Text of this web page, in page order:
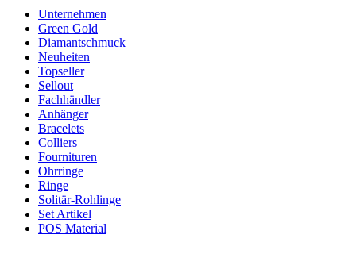
Unternehmen
Green Gold
Diamantschmuck
Neuheiten
Topseller
Sellout
Fachhändler
Anhänger
Bracelets
Colliers
Fournituren
Ohrringe
Ringe
Solitär-Rohlinge
Set Artikel
POS Material